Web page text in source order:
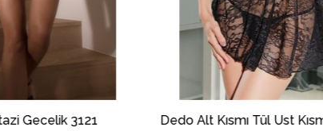
Dedo Alt Kısmı Tül Üst Kısmı Jarse Mini Fantazi Gecelik